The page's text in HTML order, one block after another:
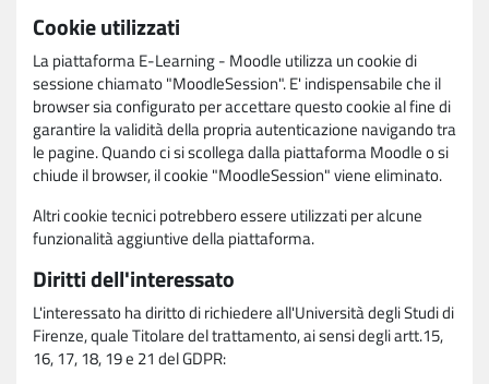
Cookie utilizzati
La piattaforma E-Learning - Moodle utilizza un cookie di
sessione chiamato "MoodleSession". E' indispensabile che il
browser sia configurato per accettare questo cookie al fine di
garantire la validità della propria autenticazione navigando tra
le pagine. Quando ci si scollega dalla piattaforma Moodle o si
chiude il browser, il cookie "MoodleSession" viene eliminato.
Altri cookie tecnici potrebbero essere utilizzati per alcune
funzionalità aggiuntive della piattaforma.
Diritti dell'interessato
L'interessato ha diritto di richiedere all'Università degli Studi di
Firenze, quale Titolare del trattamento, ai sensi degli artt.15,
16, 17, 18, 19 e 21 del GDPR: